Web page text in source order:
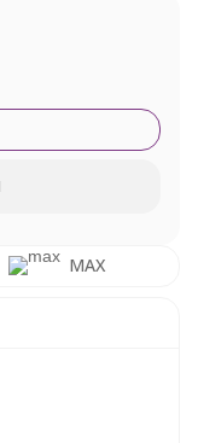
MAX